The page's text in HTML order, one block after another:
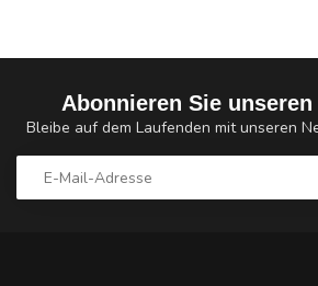
Abonnieren Sie
Bleibe auf dem Laufenden mit unseren